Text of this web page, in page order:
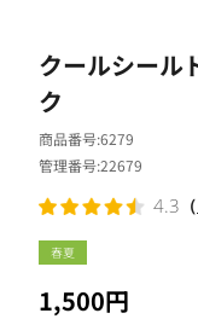
春夏
クールシール
ク
1,500円
商品番号6279
管理番号22679
4.3 （